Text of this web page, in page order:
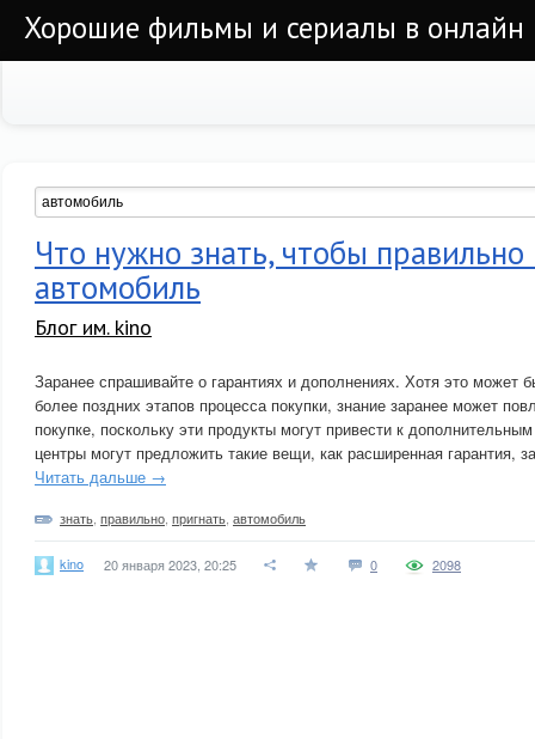
Хорошие фильмы и сериалы в онлайн
Что нужно знать, чтобы правильно
автомобиль
Блог им. kino
Заранее спрашивайте о гарантиях и дополнениях. Хотя это может
более поздних этапов процесса покупки, знание заранее может
покупке, поскольку эти продукты могут привести к
центры могут предложить такие вещи, как расширенная гарантия,
Читать дальше →
знать правильно пригнать автомобиль
kino 20 января 2023, 20:25 0 2098